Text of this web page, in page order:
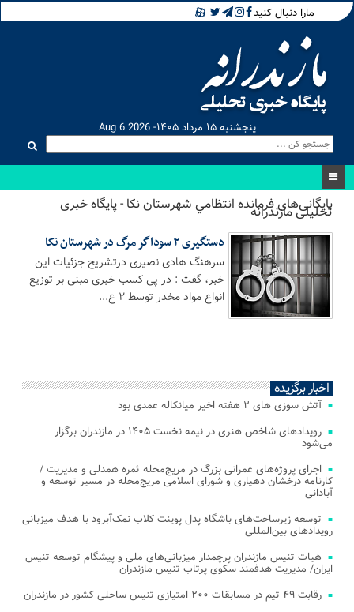
مارا دنبال کنید
پنجشنبه ۱۵ مرداد ۱۴۰۵- Aug 6 2026
بایگانی‌های فرمانده انتظامي شهرستان نکا - پایگاه خبری
تحلیلی مازندرانه
دستگیری ۲ سوداگر مرگ در شهرستان نکا
سرهنگ هادی نصیری درتشریح جزئیات این
خبر، گفت : در پی کسب خبری مبنی بر توزیع
انواع مواد مخدر توسط ۲ ع...
اخبار برگزیده
آتش‌ سوزی‌ های ۲ هفته اخیر میانکاله عمدی بود
رویدادهای شاخص هنری در نیمه نخست ۱۴۰۵ در مازندران برگزار
می‌شود
اجرای پروژه‌های عمرانی بزرگ در مریج‌محله ثمره همدلی و مدیریت /
کارنامه درخشان دهیاری و شورای اسلامی مریج‌محله در مسیر توسعه و
آبادانی
توسعه زیرساخت‌های باشگاه پدل پوینت کلاب نمک‌آبرود با هدف میزبانی
رویدادهای بین‌المللی
هیات تنیس مازندران پرچمدار میزبانی‌های ملی و پیشگام توسعه تنیس
ایران/ مدیریت هدفمند سکوی پرتاب تنیس مازندران
رقابت ۴۹ تیم در مسابقات ۲۰۰ امتیازی تنیس ساحلی کشور در مازندران